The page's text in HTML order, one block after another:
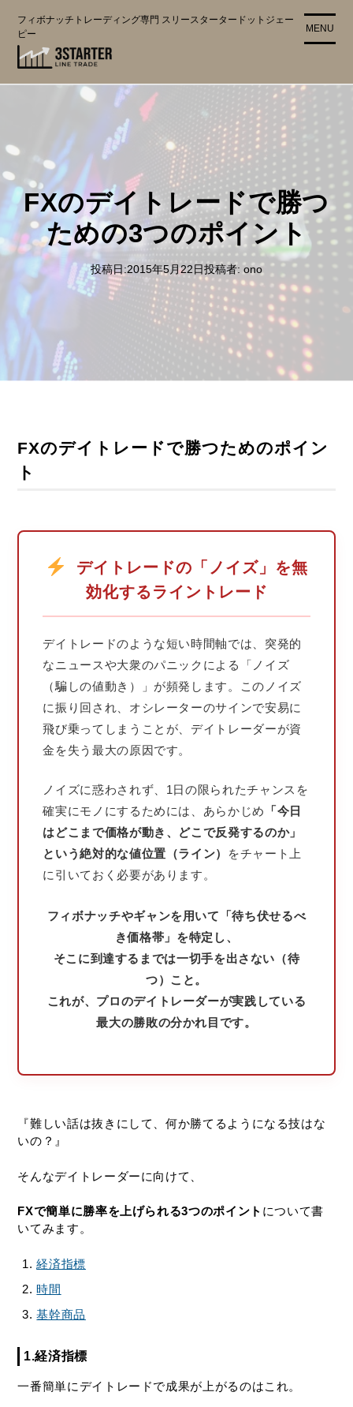
ッ
フィボナッチトレーディング専門 スリースタータードットジェー
ピー
MENU
FXのデイトレードで勝つ
ための3つのポイント
投稿日:2015年5月22日投稿者: ono
FXのデイトレードで勝つためのポイン
ト
デイトレードの「ノイズ」を無
効化するライントレード
デイトレードのような短い時間軸では、突発的
なニュースや大衆のパニックによる「ノイズ
（騙しの値動き）」が頻発します。このノイズ
に振り回され、オシレーターのサインで安易に
飛び乗ってしまうことが、デイトレーダーが資
金を失う最大の原因です。
ノイズに惑わされず、1日の限られたチャンスを
確実にモノにするためには、あらかじめ
「今日
はどこまで価格が動き、どこで反発するのか」
という絶対的な値位置（ライン）
をチャート上
に引いておく必要があります。
フィボナッチやギャンを用いて「待ち伏せるべ
き価格帯」を特定し、
そこに到達するまでは一切手を出さない（待
つ）こと。
これが、プロのデイトレーダーが実践している
最大の勝敗の分かれ目です。
『難しい話は抜きにして、何か勝てるようになる技はな
いの？』
そんなデイトレーダーに向けて、
FXで簡単に勝率を上げられる3つのポイント について書
いてみます。
経済指標
時間
基幹商品
1.経済指標
一番簡単にデイトレードで成果が上がるのはこれ。